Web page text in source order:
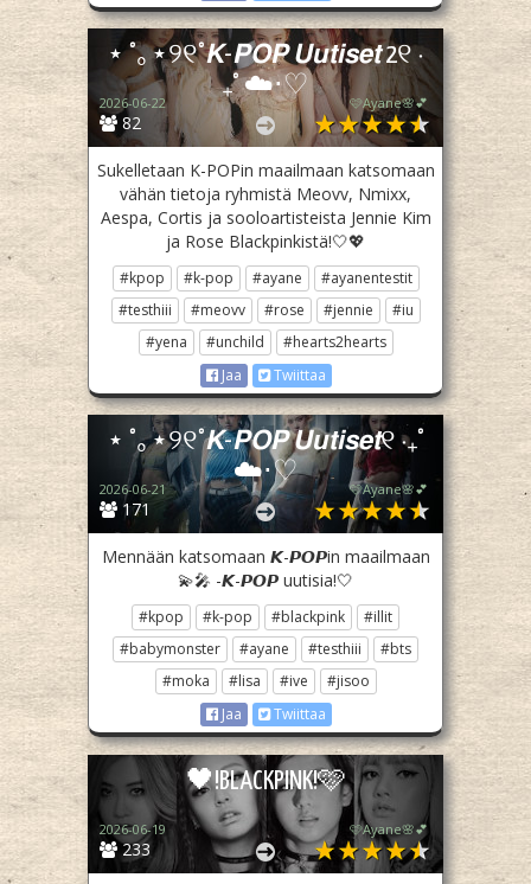
⋆ ˚｡⋆୨୧˚𝙆-𝙋𝙊𝙋 𝙐𝙪𝙩𝙞𝙨𝙚𝙩 2୧ ‧
₊˚ ☁️⋅♡
82
2026-06-22 🩷Ayane🌸💕
Sukelletaan K-POPin maailmaan katsomaan
vähän tietoja ryhmistä Meovv, Nmixx,
Aespa, Cortis ja sooloartisteista Jennie Kim
ja Rose Blackpinkistä!🤍💖
#kpop #k-pop #ayane
#ayanentestit
#testhiii
#meovv #rose #jennie
#iu
#yena
#unchild
#hearts2hearts
Jaa
Twiittaa
⋆ ˚｡⋆୨୧˚𝙆-𝙋𝙊𝙋 𝙐𝙪𝙩𝙞𝙨𝙚𝙩୧ ‧₊˚
☁️⋅♡
171
2026-06-21 🩷Ayane🌸💕
Mennään katsomaan 𝙆-𝙋𝙊𝙋in maailmaan
💫🎤 -𝙆-𝙋𝙊𝙋 uutisia!🤍
#kpop #k-pop #blackpink
#illit
#babymonster
#ayane #testhiii
#bts
#moka
#lisa #ive
#jisoo
Jaa
Twiittaa
🖤!BLACKPINK!🩷
233
2026-06-19 🩷Ayane🌸💕